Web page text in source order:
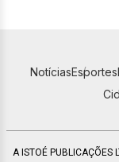
NotíciasEsportes
A ISTOÉ